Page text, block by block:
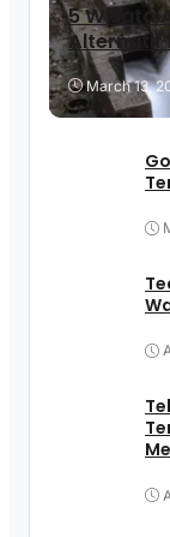
5 Wisata
Alternatif
March 13,